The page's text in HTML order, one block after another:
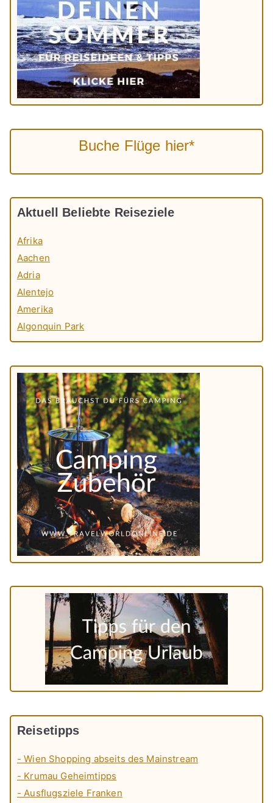
Buche Flüge hier*
Aktuell Beliebte Reiseziele
Afrika
Aachen
Adria
Alentejo
Amerika
Algonquin Park
Reisetipps
- Wien Shopping abseits des Mainstream
- Krumau Geheimtipps
- Ausflugsziele Franken